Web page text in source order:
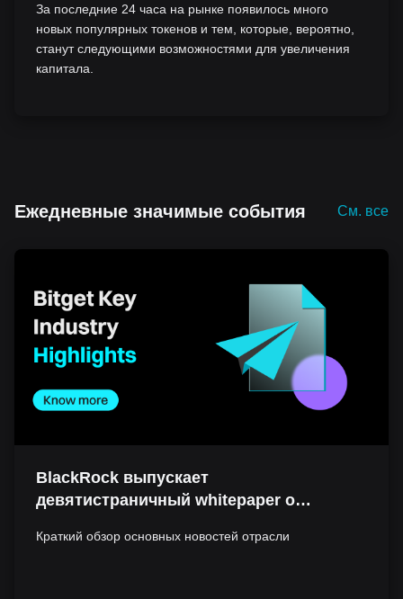
демонстрирует краткосрочный отскок,
но сохраняется опасение нового спада
За последние 24 часа на рынке появилось много
новых популярных токенов и тем, которые, вероятно,
станут следующими возможностями для увеличения
капитала.
Ежедневные значимые события См. все
BlackRock выпускает
девятистраничный whitepaper о
диверсификаторе | Криптовалютные
Краткий обзор основных новостей отрасли